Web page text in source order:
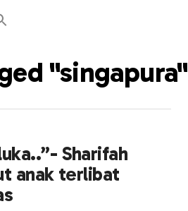
"singapura"
Sharifah
anak terlibat